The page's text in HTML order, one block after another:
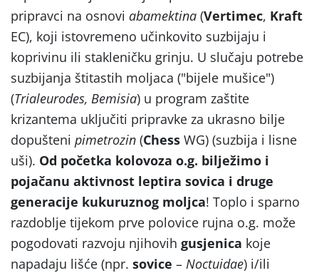
pripravci na osnovi abamektina (Vertimec, Kraft
EC), koji istovremeno učinkovito suzbijaju i
koprivinu ili stakleničku grinju. U slučaju potrebe
suzbijanja štitastih moljaca ("bijele mušice")
(Trialeurodes, Bemisia) u program zaštite
krizantema uključiti pripravke za ukrasno bilje
dopušteni pimetrozin (Chess WG) (suzbija i lisne
uši). Od početka kolovoza o.g. bilježimo i
pojačanu aktivnost leptira sovica i druge
generacije kukuruznog moljca! Toplo i sparno
razdoblje tijekom prve polovice rujna o.g. može
pogodovati razvoju njihovih gusjenica koje
napadaju lišće (npr. sovice – Noctuidae) i/ili